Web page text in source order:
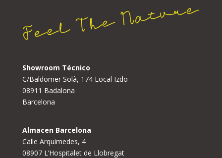
Showroom Técnico
C/Baldomer Solà, 174 Local Izdo
08911 Badalona
Barcelona
Almacen Barcelona
Calle Arquimedes, 4
08907 L’Hospitalet de Llobregat